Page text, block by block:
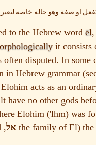
او صفة وهو حاله خاصه
to the Hebrew word ēl,
it consists
disputed. In some
Hebrew grammar
acts as an
have no other gods
Elohim ('lhm) was
the
(the family of El אל, the